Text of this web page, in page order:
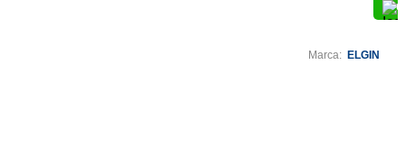
Marca: ELGIN